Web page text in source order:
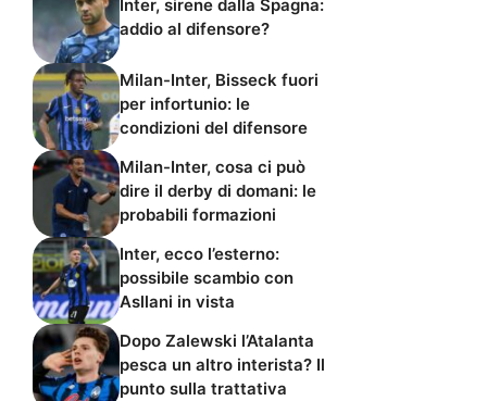
Inter, sirene dalla Spagna:
addio al difensore?
Milan-Inter, Bisseck fuori
per infortunio: le
condizioni del difensore
Milan-Inter, cosa ci può
dire il derby di domani: le
probabili formazioni
Inter, ecco l’esterno:
possibile scambio con
Asllani in vista
Dopo Zalewski l’Atalanta
pesca un altro interista? Il
punto sulla trattativa